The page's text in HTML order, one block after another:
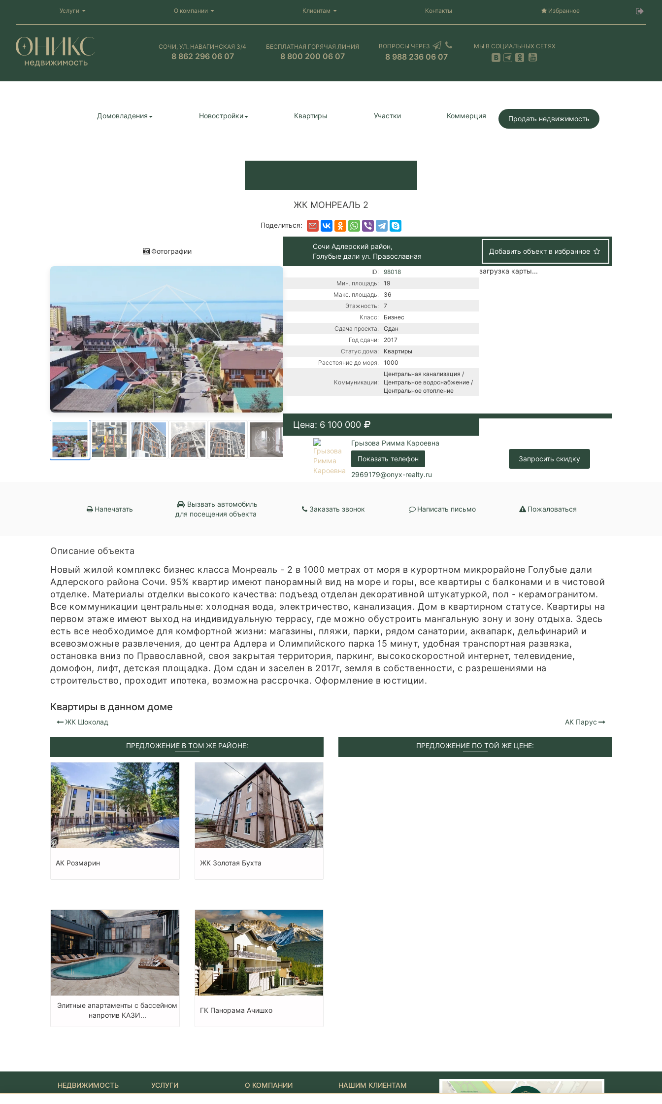
Услуги О компании Клиентам Контакты Избранное
СОЧИ, УЛ. НАВАГИНСКАЯ 3/4
8 862 296 06 07
БЕСПЛАТНАЯ ГОРЯЧАЯ ЛИНИЯ
8 800 200 06 07
ВОПРОСЫ ЧЕРЕЗ
8 988 236 06 07
МЫ В СОЦИАЛЬНЫХ СЕТЯХ
Домовладения Новостройки Квартиры Участки Коммерция Продать недвижимость
ЖК МОНРЕАЛЬ 2
Поделиться:
Фотографии
Сочи Адлерский район,
Голубые дали ул. Православная
Добавить объект в избранное
ID:
98018
Мин. площадь:
19
Макс. площадь:
36
Этажность:
7
Класс:
Бизнес
Сдача проекта:
Сдан
Год сдачи:
2017
Статус дома:
Квартиры
Расстояние до моря:
1000
Коммуникации:
Центральная канализация /
Центральное водоснабжение /
Центральное отопление
загрузка карты...
Цена: 6 100 000
Грызова Римма Кароевна
Показать телефон
2969179@onyx-realty.ru
Запросить скидку
Напечатать
Вызвать автомобиль
для посещения объекта
Заказать звонок Написать письмо Пожаловаться
Описание объекта
Новый жилой комплекс бизнес класса Монреаль - 2 в 1000 метрах от моря в курортном микрорайоне Голубые дали
Адлерского района Сочи. 95% квартир имеют панорамный вид на море и горы, все квартиры с балконами и в чистовой
отделке. Материалы отделки высокого качества: подъезд отделан декоративной штукатуркой, пол - керамогранитом.
Все коммуникации центральные: холодная вода, электричество, канализация. Дом в квартирном статусе. Квартиры на
первом этаже имеют выход на индивидуальную террасу, где можно обустроить мангальную зону и зону отдыха. Здесь
есть все необходимое для комфортной жизни: магазины, пляжи, парки, рядом санатории, аквапарк, дельфинарий и
всевозможные развлечения, до центра Адлера и Олимпийского парка 15 минут, удобная транспортная развязка,
остановка вниз по Православной, своя закрытая территория, паркинг, высокоскоростной интернет, телевидение,
домофон, лифт, детская площадка. Дом сдан и заселен в 2017г, земля в собственности, с разрешениями на
строительство, проходит ипотека, возможна рассрочка. Оформление в юстиции.
Квартиры в данном доме
ЖК Шоколад АК Парус
ПРЕДЛОЖЕНИЕ В ТОМ ЖЕ РАЙОНЕ:
АК Розмарин ЖК Золотая Бухта
Элитные апартаменты с бассейном
напротив КАЗИ...
ГК Панорама Ачишхо
ПРЕДЛОЖЕНИЕ ПО ТОЙ ЖЕ ЦЕНЕ:
НЕДВИЖИМОСТЬ УСЛУГИ О КОМПАНИИ НАШИМ КЛИЕНТАМ